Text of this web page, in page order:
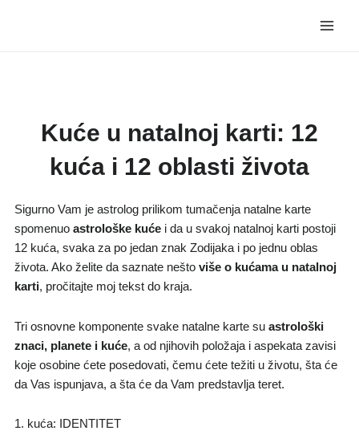
Kuće u natalnoj karti: 12
kuća i 12 oblasti života
Sigurno Vam je astrolog prilikom tumačenja natalne karte
spomenuo astrološke kuće i da u svakoj natalnoj karti postoji
12 kuća, svaka za po jedan znak Zodijaka i po jednu oblas
života. Ako želite da saznate nešto više o kućama u natalnoj
karti, pročitajte moj tekst do kraja.
Tri osnovne komponente svake natalne karte su astrološki
znaci, planete i kuće, a od njihovih položaja i aspekata zavisi
koje osobine ćete posedovati, čemu ćete težiti u životu, šta će
da Vas ispunjava, a šta će da Vam predstavlja teret.
1. kuća: IDENTITET